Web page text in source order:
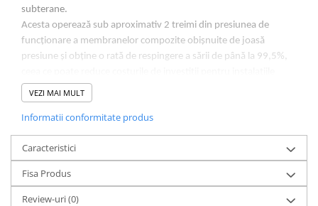
subterane.
Acesta operează sub aproximativ 2 treimi din presiunea de
funcționare a membranelor compozite obișnuite de joasă
presiune și obține o rată de respingere a sării de până la 99,5%,
relevante, cum ar fi pompele, conductele și costurile de
exploatare pentru Sistemul RO, crescând astfel eficiența
economică.
Fiind adecvata pentru tratarea salinitantii a acelor surse de apă
cu o concentrație de sare mai mică de 2000 ppm, cum ar fi apa
sunt aplicabile în special pentru numeroase aplicații de diferite
VEZI MAI MULT
Informatii conformitate produs
Caracteristici
Fisa Produs
Review-uri(0)